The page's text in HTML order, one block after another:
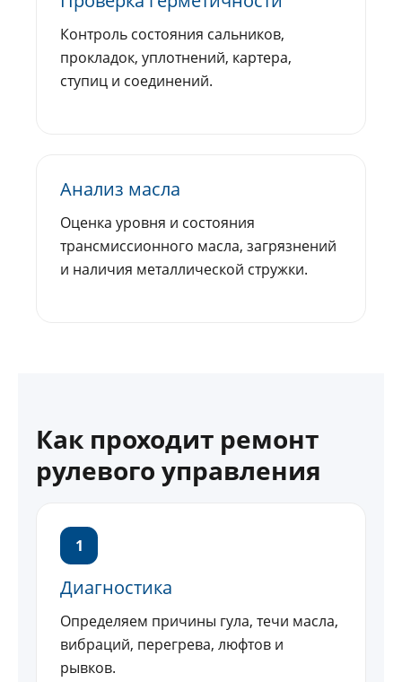
Контроль состояния сальников,
прокладок, уплотнений, картера,
ступиц и соединений.
Анализ масла
Оценка уровня и состояния
трансмиссионного масла, загрязнений
и наличия металлической стружки.
Как проходит ремонт
рулевого управления
1
Диагностика
Определяем причины гула, течи масла,
вибраций, перегрева, люфтов и
рывков.